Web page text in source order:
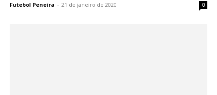
Futebol Peneira - 21 de janeiro de 2020 0